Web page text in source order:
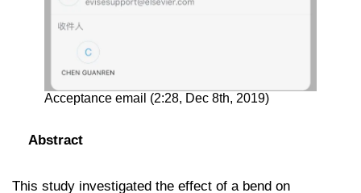
Acceptance email (2:28, Dec 8th, 2019)
Abstract
This study investigated the effect of a bend on